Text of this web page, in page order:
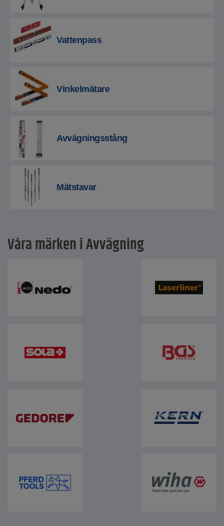
Vattenpass
Vinkelmätare
Avvägningsstång
Mätstavar
Våra märken i Avvägning